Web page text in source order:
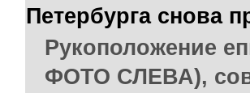
Петербурга снова
Рукоположение
ФОТО СЛЕВА),